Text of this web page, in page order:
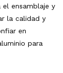
ensamblaje y
la calidad y
en
para